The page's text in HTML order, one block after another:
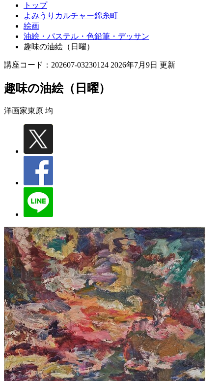
トップ
よみうりカルチャー錦糸町
絵画
油絵・パステル・色鉛筆・デッサン
趣味の油絵（日曜）
講座コード：202607-03230124 2026年7月9日 更新
趣味の油絵（日曜）
洋画家東原 均